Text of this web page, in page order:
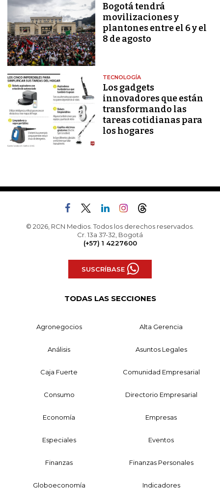
Bogotá tendrá
movilizaciones y
plantones entre el 6 y el
8 de agosto
TECNOLOGÍA
Los gadgets
innovadores que están
transformando las
tareas cotidianas para
los hogares
© 2026, RCN Medios. Todos los derechos reservados.
Cr. 13a 37-32, Bogotá
(+57) 1 4227600
SUSCRÍBASE
TODAS LAS SECCIONES
Agronegocios Alta Gerencia
Análisis Asuntos Legales
Caja Fuerte Comunidad Empresarial
Consumo Directorio Empresarial
Economía Empresas
Especiales Eventos
Finanzas Finanzas Personales
Globoeconomía Indicadores